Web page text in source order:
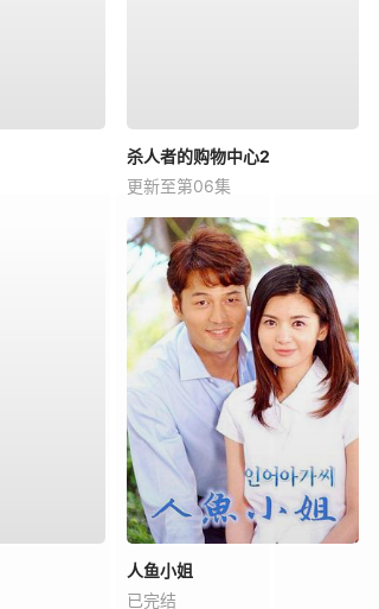
杀人者的购物中心2
更新至第06集
人鱼小姐
已完结